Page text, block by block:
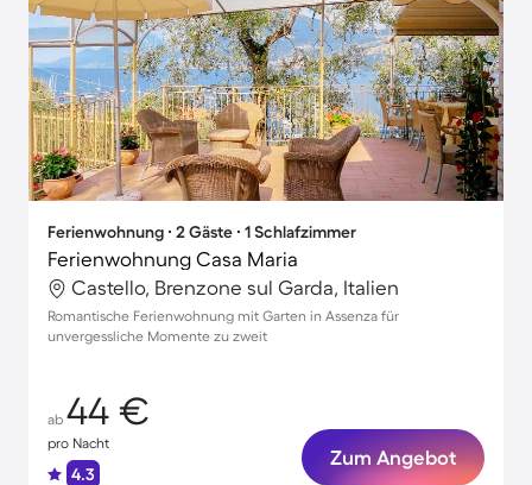
Ferienwohnung ∙ 2 Gäste ∙ 1 Schlafzimmer
Ferienwohnung Casa Maria
Castello, Brenzone sul Garda, Italien
Romantische Ferienwohnung mit Garten in Assenza für
unvergessliche Momente zu zweit
ab 44 €
pro Nacht
4.3
Zum Angebot